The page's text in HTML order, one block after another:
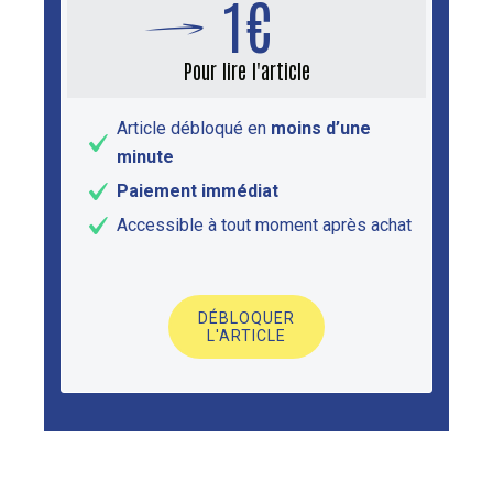
1€
Pour lire l'article
Article débloqué en moins d’une
minute
Paiement immédiat
Accessible à tout moment après achat
DÉBLOQUER
L'ARTICLE